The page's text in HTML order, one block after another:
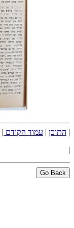
| התוכן | עמוד הקודם |
|
Go Back